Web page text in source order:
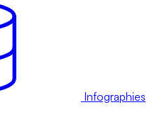
Infographies